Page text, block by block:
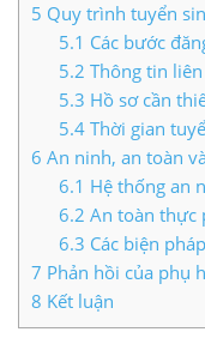
5 Quy trình tuyển
5.1 Các bước
5.2 Thông tin
5.3 Hồ sơ cần
5.4Thời gian
6 An ninh, an toàn
6.1 Hệ thống an
6.2 An toàn thực
6.3 Các biện
7 Phản hồi của phụ
8 Kết luận